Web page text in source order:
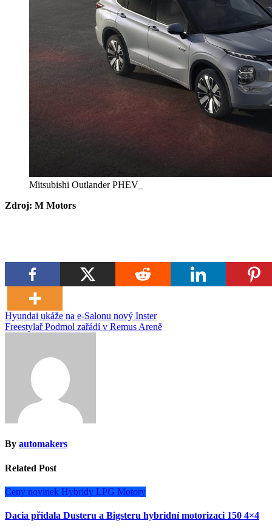
Mitsubishi Outlander PHEV_
Zdroj: M Motors
Navigace
pro
Hyundai ukáže na e-Salonu nový Inster
Freestylař Podmol zařádí v Remus Areně
By automakers
Related Post
Ceny novinek Hybridy LPG Motory
Dacia přidala Dusteru a Bigsteru hybridní motorizaci 150 4×4